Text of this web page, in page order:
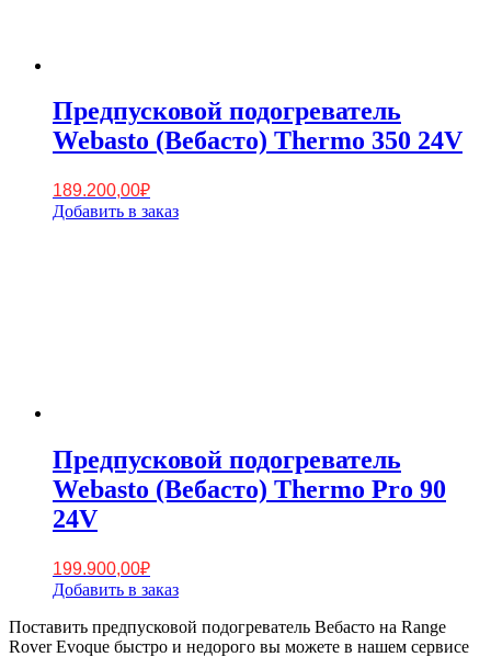
Предпусковой подогреватель
Webasto (Вебасто) Thermo 350 24V
189.200,00₽
Добавить в заказ
Предпусковой подогреватель
Webasto (Вебасто) Thermo Pro 90
24V
199.900,00₽
Добавить в заказ
Поставить предпусковой подогреватель Вебасто на Range
Rover Evoque быстро и недорого вы можете в нашем сервисе